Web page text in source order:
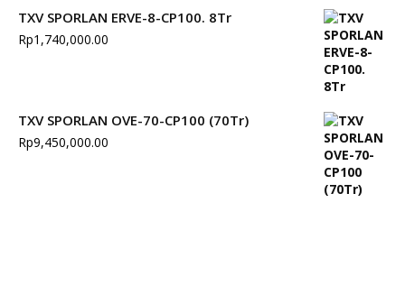
TXV SPORLAN ERVE-8-CP100. 8Tr
Rp1,740,000.00
TXV SPORLAN OVE-70-CP100 (70Tr)
Rp9,450,000.00